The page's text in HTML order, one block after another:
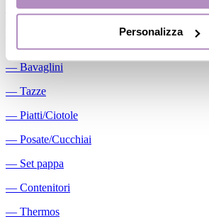
Personalizza
―Massaggiagengive
― Bavaglini
― Tazze
― Piatti/Ciotole
― Posate/Cucchiai
― Set pappa
― Contenitori
― Thermos